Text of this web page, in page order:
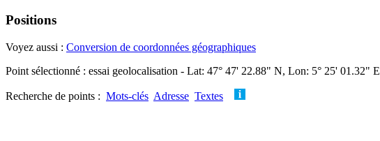
Positions
Voyez aussi : Conversion de coordonnées géographiques
Point sélectionné : essai geolocalisation - Lat: 47° 47' 22.88" N, Lon: 5° 25' 01.32" E
Recherche de points : Mots-clés Adresse Textes